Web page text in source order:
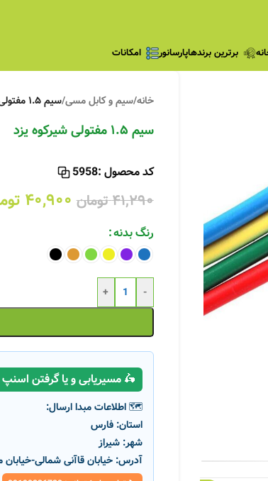
برترین برندهاپارسانور امکانات
خانه/سیم و کابل مسی/سیم ۱.۵ مفتولی شیرکوه یزد
سیم ۱.۵ مفتولی شیرکوه یزد
کد محصول :5958
۴۱,۲۹۰تومان ۴۰,۹۰۰
رنگ بدنه
-
+
🛵 مسیریابی و یا گرفتن اسنپ
🗺️ اطلاعات مبدا ارسال:
استان:فارس
شهر:شیراز
آدرس:خیابان قاآنی شمالی-خیابان منوچهری-